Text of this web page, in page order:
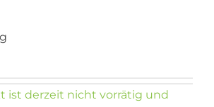
ist derzeit nicht vorrätig und